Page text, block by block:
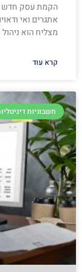
הקמת עסק חדש
אתגרים ואי
מצליח הוא ניהול
קרא עוד
חשבוניות